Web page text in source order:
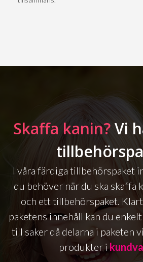
Skaffa kanin?Vi
I våra färdiga tillbehörspaket
du behöver när du ska skaffa
och ett tillbehörspaket.
paketens innehåll kan du
till saker då delarna i paketen
produkter i